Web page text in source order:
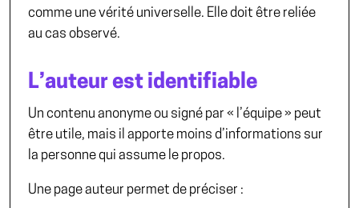
comme une vérité universelle. Elle doit être reliée
au cas observé.
L’auteur est identifiable
Un contenu anonyme ou signé par « l’équipe » peut
être utile, mais il apporte moins d’informations sur
la personne qui assume le propos.
Une page auteur permet de préciser :